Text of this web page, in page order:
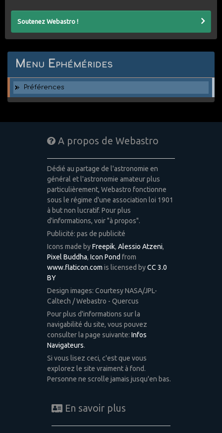
Soutenez Webastro !
Menu Ephémérides
Préférences
A propos de Webastro
Dédié au partage de l'astronomie en
général et l'astronomie amateur plus
particulièrement, Webastro fonctionne
sous le régime d'une association loi 1901
à but non lucratif. Pour plus
d'informations, voir "à propos".
Publicité: pas de publicité
Icons made byFreepik, Alessio Atzeni,
Pixel Buddha, Icon Pond from
www.flaticon.com is licensed byCC 3.0
BY
Design images: Courtesy NASA/JPL-
Caltech / Webastro - Quercus
Pour plus d'informations sur la
navigabilité du site, vous pouvez
consulter la page suivante: Infos
Navigateurs.
Si vous lisez ceci, c'est que vous
explorez le site vraiment à fond.
Personne ne scrolle jamais jusqu'en bas.
En savoir plus